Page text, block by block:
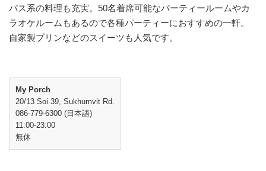
パス系の料理も充実。50名着席可能なパーティールームやカ
ラオケルームもあるので各種パーティーにおすすめの一軒。
自家製プリンなどのスイーツも人気です。
My Porch
20/13 Soi 39, Sukhumvit Rd.
086-779-6300 (日本語)
11:00-23:00
無休